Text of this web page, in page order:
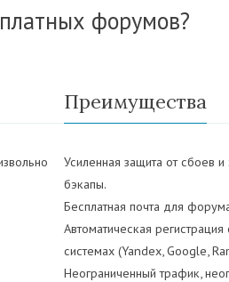
форумов?
Преимущества
Усиленная защита от сбоев
бэкапы.
Бесплатная почта для
Автоматическая
системах (Yandex, Google,
Неограниченный трафик,